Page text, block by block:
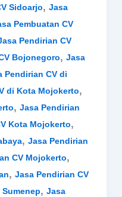
Sidoarjo, Jasa
Pembuatan CV
Pendirian CV
Bojonegoro, Jasa
Pendirian CV di
di Kota Mojokerto,
, Jasa Pendirian
Kota Mojokerto,
, Jasa Pendirian
CV Mojokerto,
, Jasa Pendirian CV
, Jasa